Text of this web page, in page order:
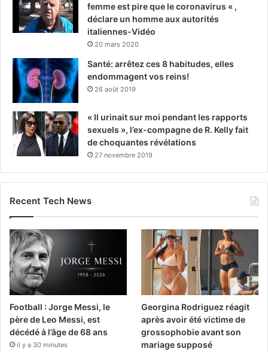
femme est pire que le coronavirus « ,
déclare un homme aux autorités
italiennes-Vidéo
20 mars 2020
Santé: arrêtez ces 8 habitudes, elles
endommagent vos reins!
26 août 2019
« Il urinait sur moi pendant les rapports
sexuels », l’ex-compagne de R. Kelly fait
de choquantes révélations
27 novembre 2019
Recent Tech News
Football : Jorge Messi, le
père de Leo Messi, est
décédé à l’âge de 68 ans
il y a 30 minutes
Georgina Rodriguez réagit
après avoir été victime de
grossophobie avant son
mariage supposé